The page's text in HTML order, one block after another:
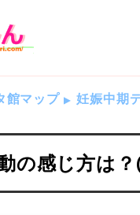
館マップ 妊娠中期
の感じ方は